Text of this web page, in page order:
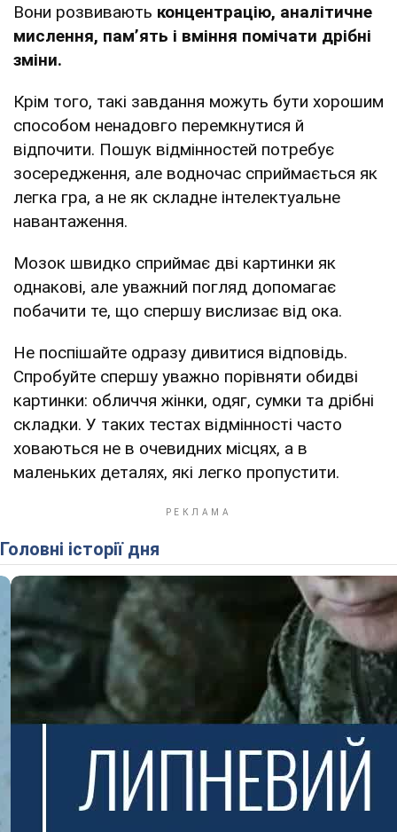
Вони розвивають концентрацію, аналітичне
мислення, пам’ять і вміння помічати дрібні
зміни.
Крім того, такі завдання можуть бути хорошим
способом ненадовго перемкнутися й
відпочити. Пошук відмінностей потребує
зосередження, але водночас сприймається як
легка гра, а не як складне інтелектуальне
навантаження.
Мозок швидко сприймає дві картинки як
однакові, але уважний погляд допомагає
побачити те, що спершу вислизає від ока.
Не поспішайте одразу дивитися відповідь.
Спробуйте спершу уважно порівняти обидві
картинки: обличчя жінки, одяг, сумки та дрібні
складки. У таких тестах відмінності часто
ховаються не в очевидних місцях, а в
маленьких деталях, які легко пропустити.
Головні історії дня